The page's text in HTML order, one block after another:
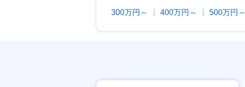
300万円～ 400万円～ 500万円～